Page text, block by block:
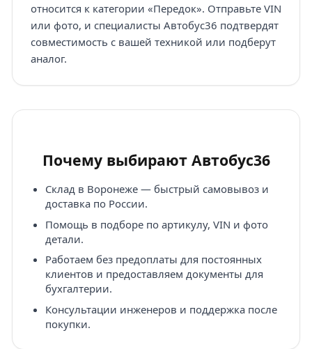
относится к категории «Передок». Отправьте VIN
или фото, и специалисты Автобус36 подтвердят
совместимость с вашей техникой или подберут
аналог.
Почему выбирают Автобус36
Склад в Воронеже — быстрый самовывоз и
доставка по России.
Помощь в подборе по артикулу, VIN и фото
детали.
Работаем без предоплаты для постоянных
клиентов и предоставляем документы для
бухгалтерии.
Консультации инженеров и поддержка после
покупки.